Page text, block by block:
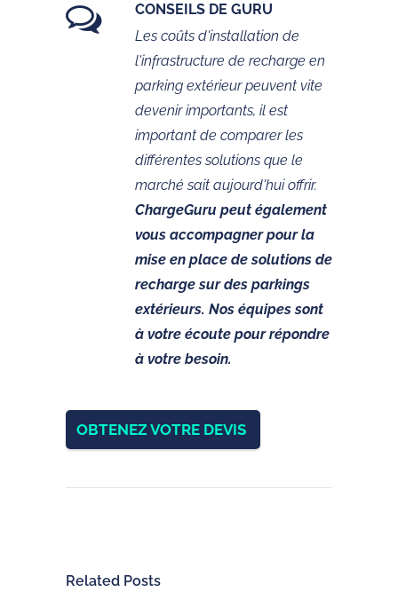
CONSEILS DE GURU
Les coûts d'installation de
l'infrastructure de recharge en
parking extérieur peuvent vite
devenir importants, il est
important de comparer les
différentes solutions que le
marché sait aujourd'hui offrir.
ChargeGuru peut également
vous accompagner pour la
mise en place de solutions de
recharge sur des parkings
extérieurs. Nos équipes sont
à votre écoute pour répondre
à votre besoin.
OBTENEZ VOTRE DEVIS
Related Posts